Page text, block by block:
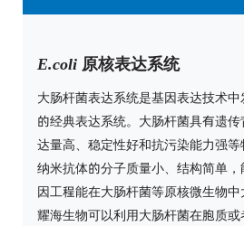
E.coli 原核表达系统
大肠杆菌表达系统是基因表达技术
的经典表达系统。大肠杆菌具有遗
达量高、稳定性好和抗污染能力强等
纳米抗体的分子质量小、结构简单
因工程能在大肠杆菌等原核微生物中
耀海生物可以利用大肠杆菌在胞质